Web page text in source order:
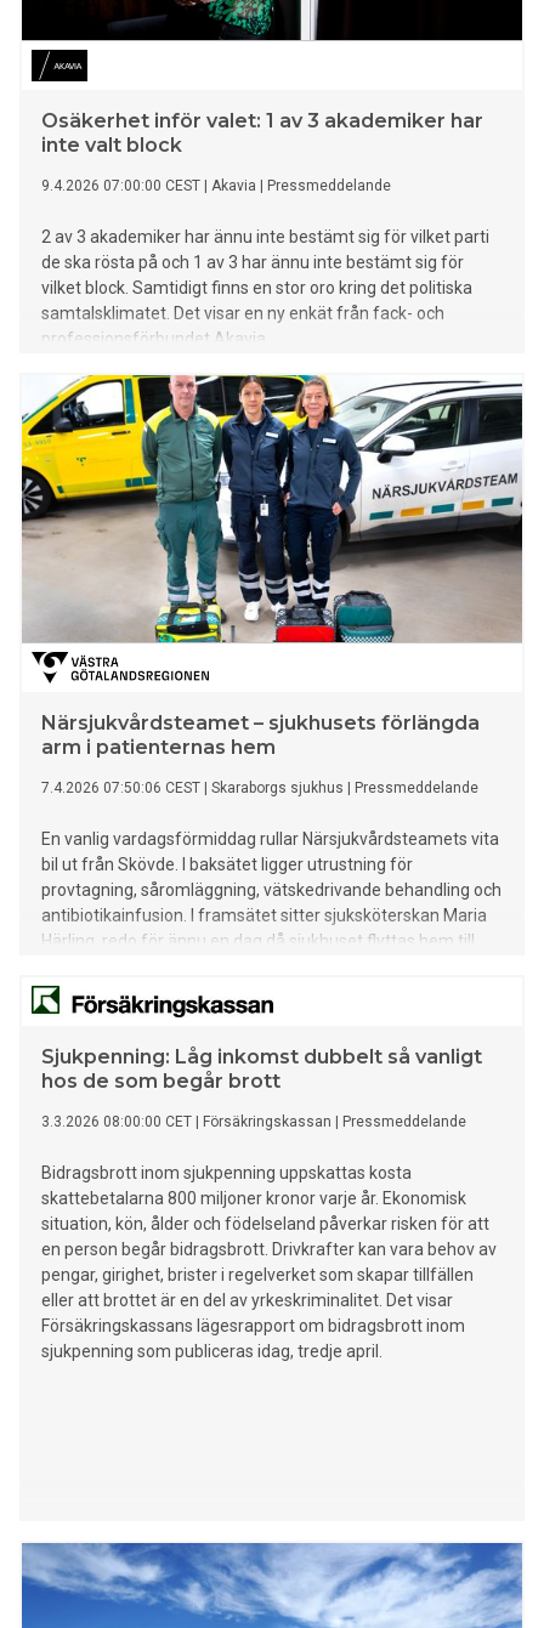
Osäkerhet inför valet: 1 av 3 akademiker har
inte valt block
9.4.2026 07:00:00 CEST Akavia Pressmeddelande
2 av 3 akademiker har ännu inte bestämt sig för vilket parti
de ska rösta på och 1 av 3 har ännu inte bestämt sig för
vilket block. Samtidigt finns en stor oro kring det politiska
samtalsklimatet. Det visar en ny enkät från fack- och
professionsförbundet Akavia.
Närsjukvårdsteamet – sjukhusets förlängda
arm i patienternas hem
7.4.2026 07:50:06 CEST Skaraborgs sjukhus Pressmeddelande
En vanlig vardagsförmiddag rullar Närsjukvårdsteamets vita
bil ut från Skövde. I baksätet ligger utrustning för
provtagning, såromläggning, vätskedrivande behandling och
antibiotikainfusion. I framsätet sitter sjuksköterskan Maria
Härling, redo för ännu en dag då sjukhuset flyttas hem till
Sjukpenning: Låg inkomst dubbelt så vanligt
hos de som begår brott
3.3.2026 08:00:00 CET Försäkringskassan Pressmeddelande
Bidragsbrott inom sjukpenning uppskattas kosta
skattebetalarna 800 miljoner kronor varje år. Ekonomisk
situation, kön, ålder och födelseland påverkar risken för att
en person begår bidragsbrott. Drivkrafter kan vara behov av
pengar, girighet, brister i regelverket som skapar tillfällen
eller att brottet är en del av yrkeskriminalitet. Det visar
Försäkringskassans lägesrapport om bidragsbrott inom
sjukpenning som publiceras idag, tredje april.